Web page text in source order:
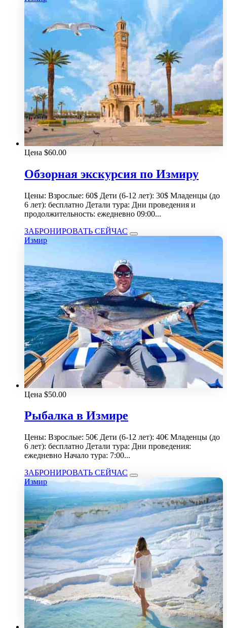
Цена $60.00
Обзорная экскурсия по Измиру
Цены: Взрослые: 60$ Дети (6-12 лет): 30$ Младенцы (до
6 лет): бесплатно Детали тура: Дни проведения и
продолжительность: ежедневно 09:00...
ЗАБРОНИРОВАТЬ СЕЙЧАС
Измир
Цена $50.00
Рыбалка в Измире
Цены: Взрослые: 50€ Дети (6-12 лет): 40€ Младенцы (до
6 лет): бесплатно Детали тура: Дни проведения:
ежедневно Начало тура: 7:00...
ЗАБРОНИРОВАТЬ СЕЙЧАС
Измир